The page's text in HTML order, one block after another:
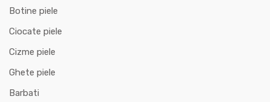
Botine piele
Ciocate piele
Cizme piele
Ghete piele
Barbati